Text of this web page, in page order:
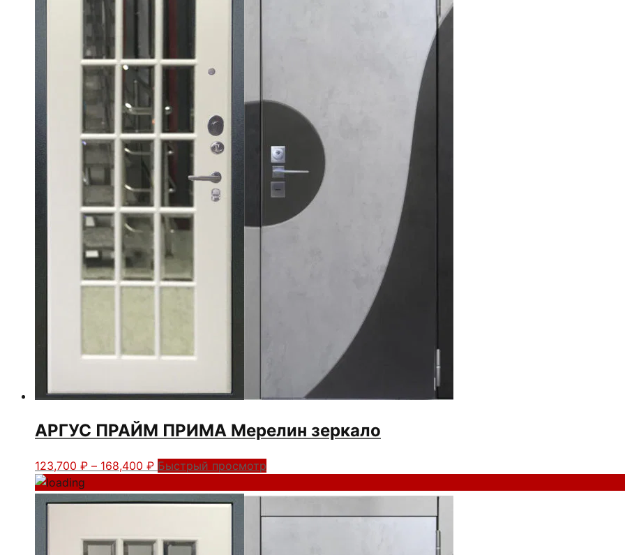
АРГУС ПРАЙМ ПРИМА Мерелин зеркало
123,700 ₽ – 168,400 ₽Диапазон
123,700 ₽
Этот
имеет
Опции
Быстрый просмотр